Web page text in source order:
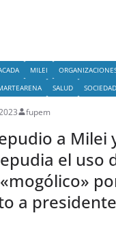
MILEI
SALUD SOCIEDAD
fupem
a Milei
el uso
a